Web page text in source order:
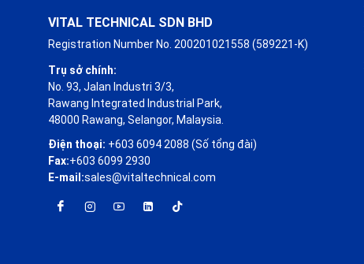
VITAL TECHNICAL SDN BHD
Registration Number No. 200201021558 (589221-K)
Trụ sở chính:
No. 93, Jalan Industri 3/3,
Rawang Integrated Industrial Park,
48000 Rawang, Selangor, Malaysia.
Điện thoại: +603 6094 2088 (Số tổng đài)
Fax:+603 6099 2930
E-mail:sales@vitaltechnical.com